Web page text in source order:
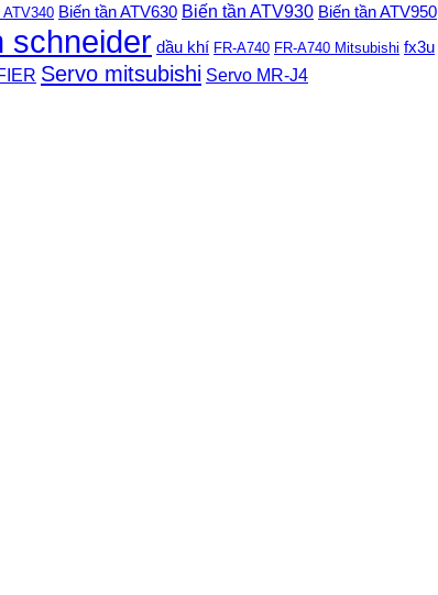
ATV340 Biến tần ATV630 Biến tần ATV930 Biến tần ATV950
schneider dầu khí FR-A740 FR-A740 Mitsubishi fx3u
Servo mitsubishi Servo MR-J4